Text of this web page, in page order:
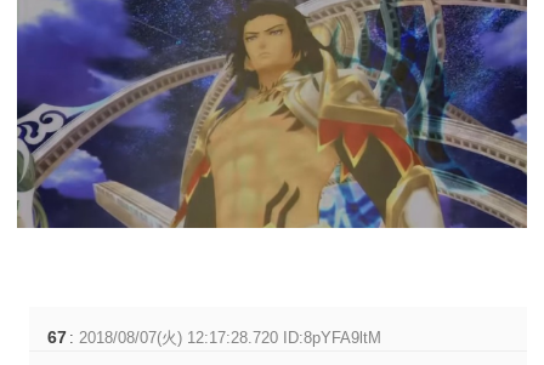
67 : 2018/08/07(火) 12:17:28.720 ID:8pYFA9ltM